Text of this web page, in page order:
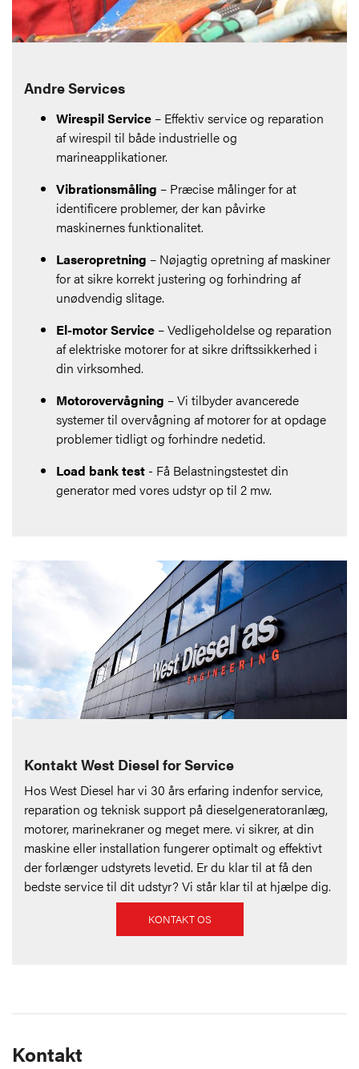
Andre Services
Wirespil Service – Effektiv service og reparation
af wirespil til både industrielle og
marineapplikationer.
Vibrationsmåling – Præcise målinger for at
identificere problemer, der kan påvirke
maskinernes funktionalitet.
Laseropretning – Nøjagtig opretning af maskiner
for at sikre korrekt justering og forhindring af
unødvendig slitage.
El-motor Service – Vedligeholdelse og reparation
af elektriske motorer for at sikre driftssikkerhed i
din virksomhed.
Motorovervågning – Vi tilbyder avancerede
systemer til overvågning af motorer for at opdage
problemer tidligt og forhindre nedetid.
Load bank test - Få Belastningstestet din
generator med vores udstyr op til 2 mw.
Kontakt West Diesel for Service
Hos West Diesel har vi 30 års erfaring indenfor service,
reparation og teknisk support på dieselgeneratoranlæg,
motorer, marinekraner og meget mere. vi sikrer, at din
maskine eller installation fungerer optimalt og effektivt
der forlænger udstyrets levetid. Er du klar til at få den
bedste service til dit udstyr? Vi står klar til at hjælpe dig.
KONTAKT OS
Kontakt